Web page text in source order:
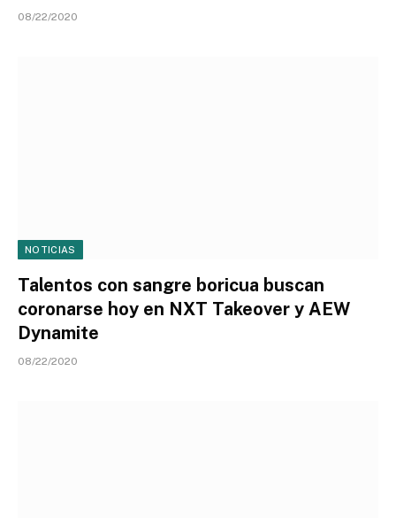
08/22/2020
NOTICIAS
Talentos con sangre boricua buscan
coronarse hoy en NXT Takeover y AEW
Dynamite
08/22/2020